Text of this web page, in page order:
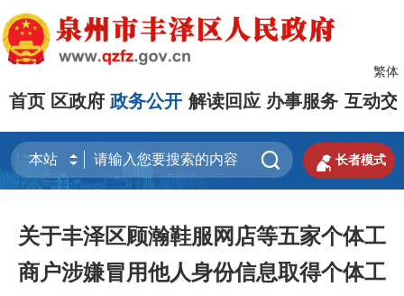
繁体
首页 区政府 政务公开 解读回应 办事服务 互动交
  长者模式
关于丰泽区顾瀚鞋服网店等五家个体工
商户涉嫌冒用他人身份信息取得个体工